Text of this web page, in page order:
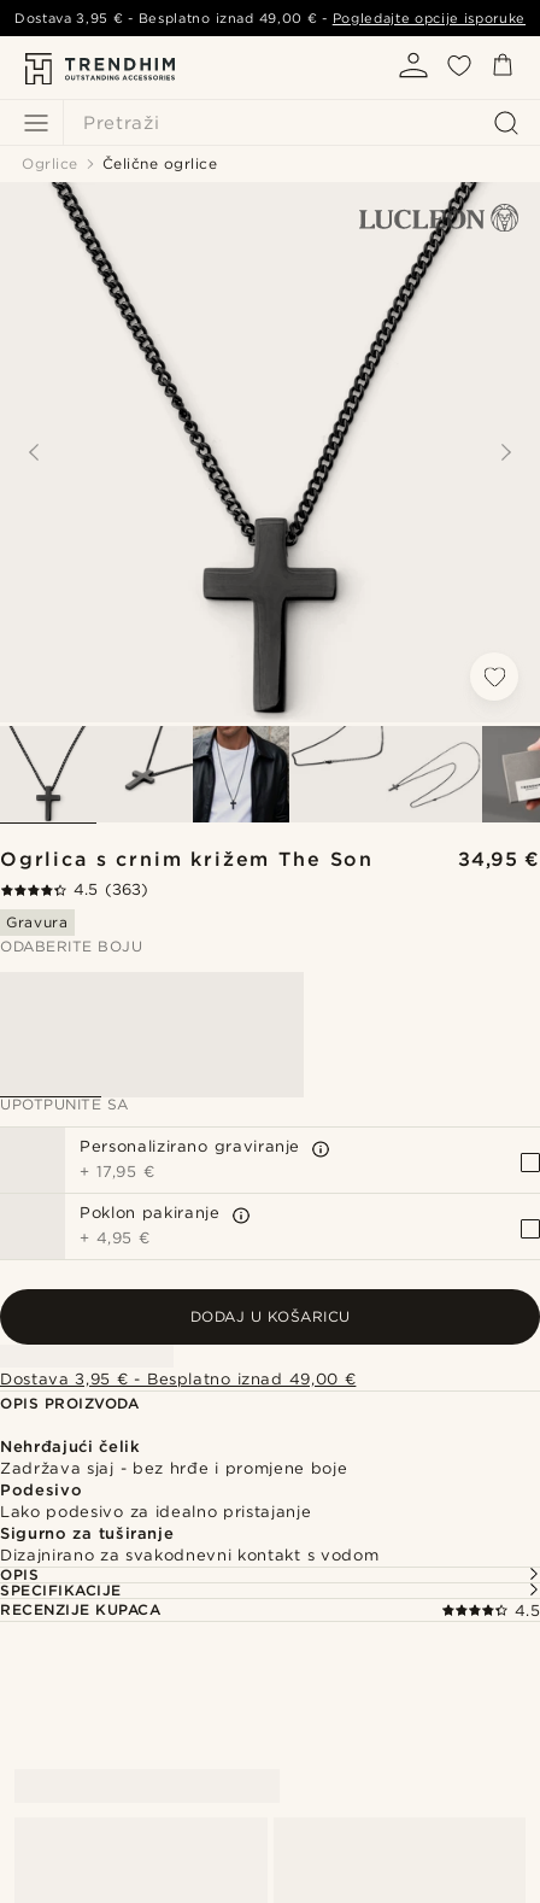
Pretraži
Dostava3,95 € - Besplatno iznad 49,00 € - Pogledajte opcije isporuke
Ogrlice Čelične ogrlice
Ogrlica s crnim križem The Son 34,95 €
4.5 (363)
Gravura
ODABERITE BOJU
UPOTPUNITE SA
Personalizirano graviranje
+ 17,95 €
Poklon pakiranje
+ 4,95 €
DODAJ U KOŠARICU
Dostava 3,95 € - Besplatno iznad 49,00 €
OPIS PROIZVODA
Nehrđajući čelik
Zadržava sjaj - bez hrđe i promjene boje
Podesivo
Lako podesivo za idealno pristajanje
Sigurno za tuširanje
Dizajnirano za svakodnevni kontakt s vodom
OPIS
SPECIFIKACIJE
RECENZIJE KUPACA
4.5